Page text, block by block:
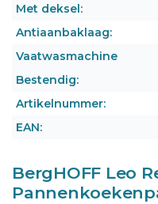
Met deksel:
Antiaanbaklaag:
Vaatwasmachine
Bestendig:
Artikelnummer:
EAN:
BergHOFF Leo